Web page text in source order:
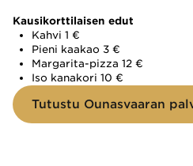
Kausikorttilaisen edut
Kahvi 1 €
Pieni kaakao 3 €
Margarita-pizza 12 €
Iso kanakori 10 €
Tutustu Ounasvaaran